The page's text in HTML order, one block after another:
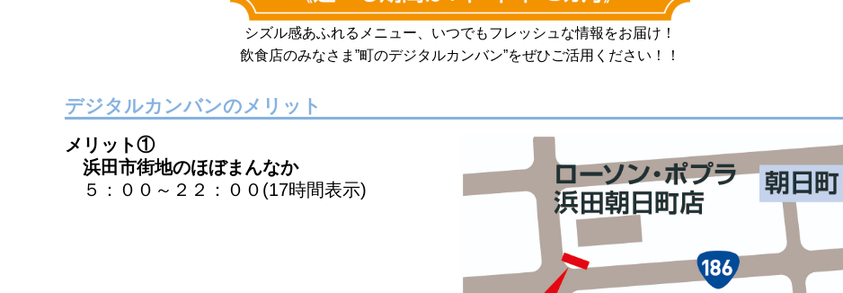
シズル感あふれるメニュー、いつでもフレッシュな情報をお届け！
飲食店のみなさま”町のデジタルカンバン”をぜひご活用ください！！
デジタルカンバンのメリット
メリット①
浜田市街地のほぼまんなか
５：００～２２：００(17時間表示)